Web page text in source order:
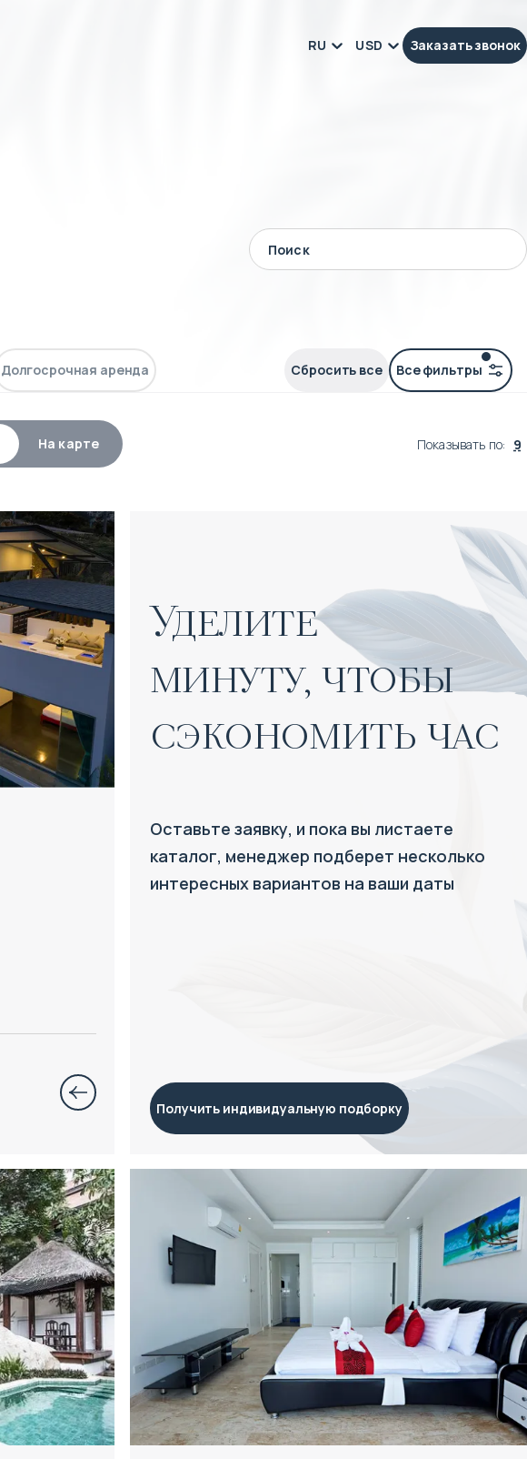
RU USD Заказать звонок
Долгосрочная аренда Сбросить все Все фильтры
На карте Показывать по: 9
Уделите
минуту, чтобы
сэкономить час
Оставьте заявку, и пока вы листаете
каталог, менеджер подберет несколько
интересных вариантов на ваши даты
Получить индивидуальную подборку